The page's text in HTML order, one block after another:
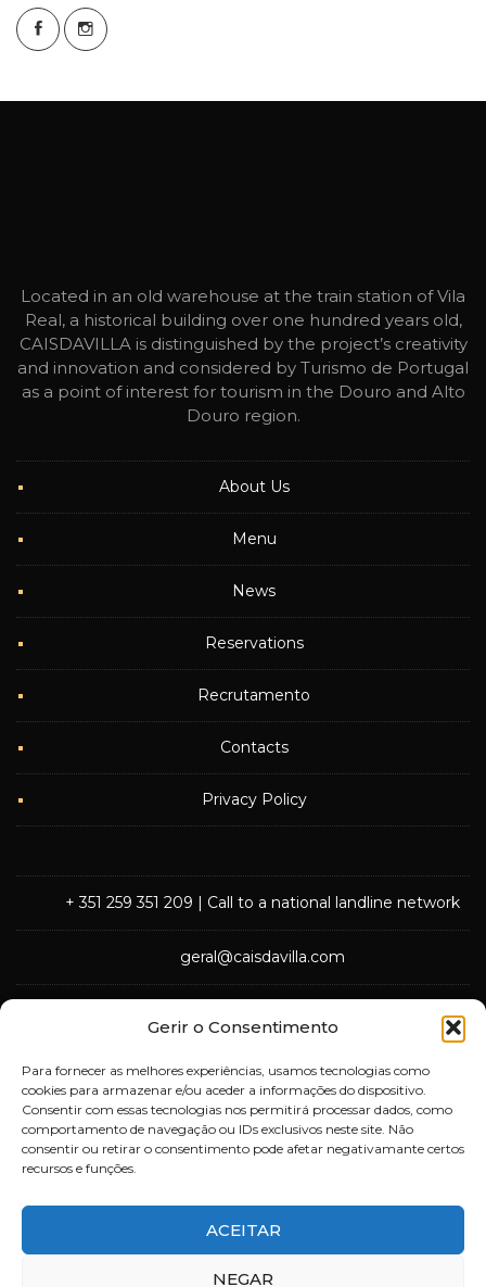
Gerir o Consentimento
Para fornecer as melhores experiências, usamos tecnologias como
cookies para armazenar e/ou aceder a informações do dispositivo.
Consentir com essas tecnologias nos permitirá processar dados, como
comportamento de navegação ou IDs exclusivos neste site. Não
consentir ou retirar o consentimento pode afetar negativamante certos
recursos e funções.
ACEITAR
NEGAR
Located in an old warehouse at the train station of Vila
Real, a historical building over one hundred years old,
CAISDAVILLA is distinguished by the project’s creativity
and innovation and considered by Turismo de Portugal
as a point of interest for tourism in the Douro and Alto
Douro region.
About Us
Menu
News
Reservations
Recrutamento
Contacts
Privacy Policy
+ 351 259 351 209 | Call to a national landline network
geral@caisdavilla.com
5000-570 Vila Real
Deixe-nos a sua opinião